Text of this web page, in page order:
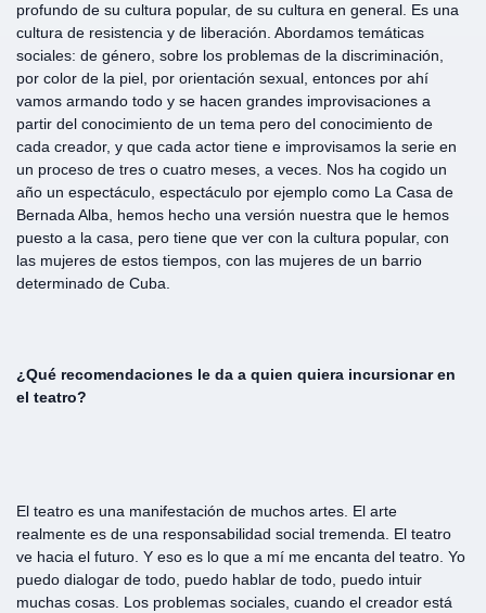
profundo de su cultura popular, de su cultura en general. Es una
cultura de resistencia y de liberación. Abordamos temáticas
sociales: de género, sobre los problemas de la discriminación,
por color de la piel, por orientación sexual, entonces por ahí
vamos armando todo y se hacen grandes improvisaciones a
partir del conocimiento de un tema pero del conocimiento de
cada creador, y que cada actor tiene e improvisamos la serie en
un proceso de tres o cuatro meses, a veces. Nos ha cogido un
año un espectáculo, espectáculo por ejemplo como La Casa de
Bernada Alba, hemos hecho una versión nuestra que le hemos
puesto a la casa, pero tiene que ver con la cultura popular, con
las mujeres de estos tiempos, con las mujeres de un barrio
determinado de Cuba.
¿Qué recomendaciones le da a quien quiera incursionar en
el teatro?
El teatro es una manifestación de muchos artes. El arte
realmente es de una responsabilidad social tremenda. El teatro
ve hacia el futuro. Y eso es lo que a mí me encanta del teatro. Yo
puedo dialogar de todo, puedo hablar de todo, puedo intuir
muchas cosas. Los problemas sociales, cuando el creador está